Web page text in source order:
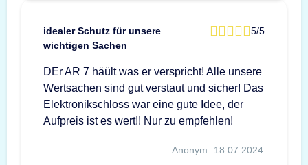
idealer Schutz für unsere
wichtigen Sachen
5/5
DEr AR 7 häült was er verspricht! Alle unsere
Wertsachen sind gut verstaut und sicher! Das
Elektronikschloss war eine gute Idee, der
Aufpreis ist es wert!! Nur zu empfehlen!
Anonym 18.07.2024